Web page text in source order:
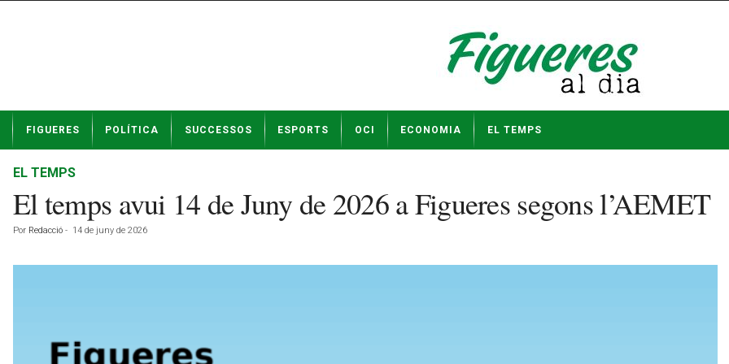
t
FIGUERES POLÍTICA SUCCESSOS ESPORTS OCI ECONOMIA EL TEMPS
EL TEMPS
El temps avui 14 de Juny de 2026 a Figueres segons l’AEMET
Por Redacció - 14 de juny de 2026